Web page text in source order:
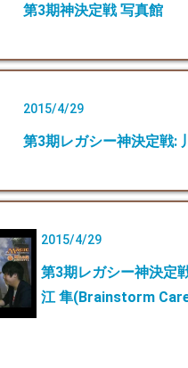
第3期神決定戦 写真館
2015/4/29
第3期レガシー神決定戦:
2015/4/29
第3期レガシー神決定
江 隼(Brainstorm